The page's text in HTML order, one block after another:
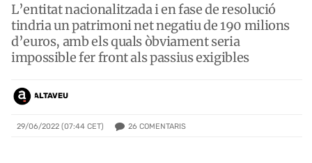
L’entitat nacionalitzada i en fase de resolució
tindria un patrimoni net negatiu de 190 milions
d’euros, amb els quals òbviament seria
impossible fer front als passius exigibles
ALTAVEU
29/06/2022 (07:44 CET) 26 COMENTARIS